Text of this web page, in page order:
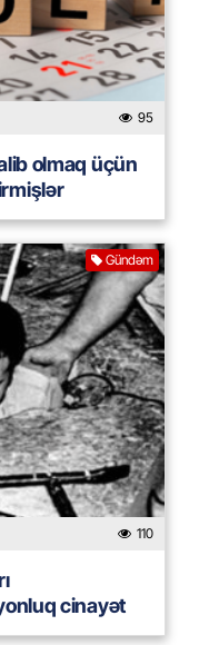
95
olmaq üçün
Gündəm
110
cinayət